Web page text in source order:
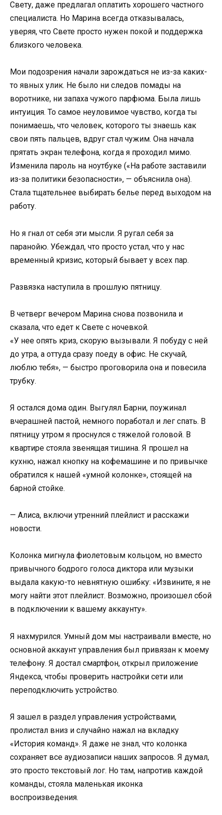
Свету, даже предлагал оплатить хорошего частного
специалиста. Но Марина всегда отказывалась,
уверяя, что Свете просто нужен покой и поддержка
близкого человека.
Мои подозрения начали зарождаться не из-за каких-
то явных улик. Не было ни следов помады на
воротнике, ни запаха чужого парфюма. Была лишь
интуиция. То самое неуловимое чувство, когда ты
понимаешь, что человек, которого ты знаешь как
свои пять пальцев, вдруг стал чужим. Она начала
прятать экран телефона, когда я проходил мимо.
Изменила пароль на ноутбуке («На работе заставили
из-за политики безопасности», — объяснила она).
Стала тщательнее выбирать белье перед выходом на
работу.
Но я гнал от себя эти мысли. Я ругал себя за
паранойю. Убеждал, что просто устал, что у нас
временный кризис, который бывает у всех пар.
Развязка наступила в прошлую пятницу.
В четверг вечером Марина снова позвонила и
сказала, что едет к Свете с ночевкой.
«У нее опять криз, скорую вызывали. Я побуду с ней
до утра, а оттуда сразу поеду в офис. Не скучай,
люблю тебя», — быстро проговорила она и повесила
трубку.
Я остался дома один. Выгулял Барни, поужинал
вчерашней пастой, немного поработал и лег спать. В
пятницу утром я проснулся с тяжелой головой. В
квартире стояла звенящая тишина. Я прошел на
кухню, нажал кнопку на кофемашине и по привычке
обратился к нашей «умной колонке», стоящей на
барной стойке.
— Алиса, включи утренний плейлист и расскажи
новости.
Колонка мигнула фиолетовым кольцом, но вместо
привычного бодрого голоса диктора или музыки
выдала какую-то невнятную ошибку: «Извините, я не
могу найти этот плейлист. Возможно, произошел сбой
в подключении к вашему аккаунту».
Я нахмурился. Умный дом мы настраивали вместе, но
основной аккаунт управления был привязан к моему
телефону. Я достал смартфон, открыл приложение
Яндекса, чтобы проверить настройки сети или
переподключить устройство.
Я зашел в раздел управления устройствами,
пролистал вниз и случайно нажал на вкладку
«История команд». Я даже не знал, что колонка
сохраняет все аудиозаписи наших запросов. Я думал,
это просто текстовый лог. Но там, напротив каждой
команды, стояла маленькая иконка
воспроизведения.